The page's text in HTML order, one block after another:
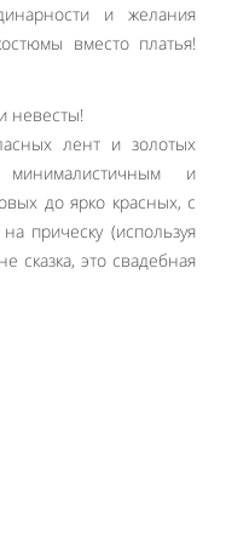
и желания
вместо платья!
лент и золотых
и
до ярко красных, с
прическу (используя
сказка, это свадебная